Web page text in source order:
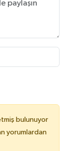
bulunuyor
yorumlardan